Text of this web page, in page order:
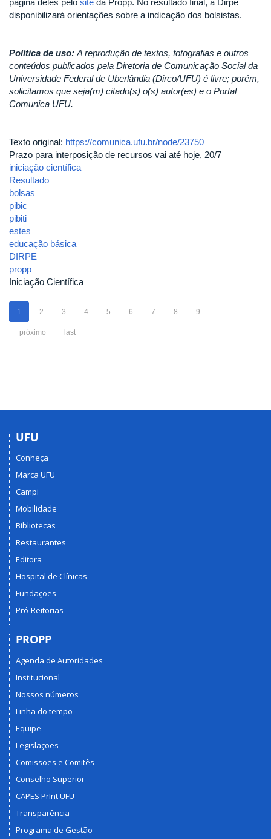
página deles pelo site da Propp. No resultado final, a Dirpe
disponibilizará orientações sobre a indicação dos bolsistas.
Política de uso: A reprodução de textos, fotografias e outros
conteúdos publicados pela Diretoria de Comunicação Social da
Universidade Federal de Uberlândia (Dirco/UFU) é livre; porém,
solicitamos que seja(m) citado(s) o(s) autor(es) e o Portal
Comunica UFU.
Texto original: https://comunica.ufu.br/node/23750
Prazo para interposição de recursos vai até hoje, 20/7
iniciação científica
Resultado
bolsas
pibic
pibiti
estes
educação básica
DIRPE
propp
Iniciação Científica
1 2 3 4 5 6 7 8 9 …
próximo last
UFU
Conheça
Marca UFU
Campi
Mobilidade
Bibliotecas
Restaurantes
Editora
Hospital de Clínicas
Fundações
Pró-Reitorias
PROPP
Agenda de Autoridades
Institucional
Nossos números
Linha do tempo
Equipe
Legislações
Comissões e Comitês
Conselho Superior
CAPES PrInt UFU
Transparência
Programa de Gestão